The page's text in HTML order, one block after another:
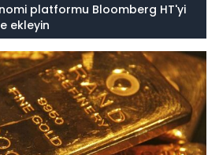
platformu Bloomberg HT'yi
ekleyin